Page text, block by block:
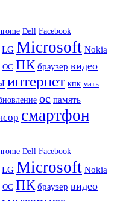
Dell Facebook
LG Microsoft Nokia
ОС ПК браузер видео
интернет кпк мать
ос память
смартфон
Dell Facebook
LG Microsoft Nokia
ОС ПК браузер видео